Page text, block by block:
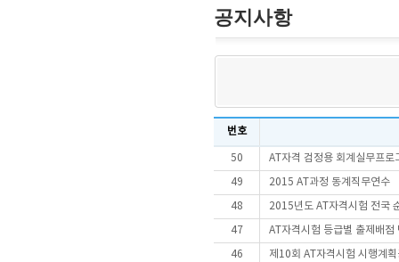
공지사항
번호
50 AT자격 검정용 회계실무프
49 2015 AT과정 동계직무연수
48 2015년도 AT자격시험 전국
47 AT자격시험 등급별 출제배점
46 제10회 AT자격시험 시행계